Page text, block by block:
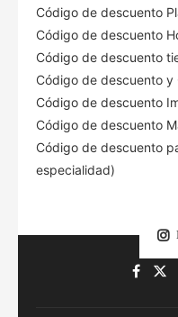
Código de descuento
Código de descuento
Código de descuento
Código de descuento y
Código de descuento
Código de descuento
Código de descuento
especialidad)